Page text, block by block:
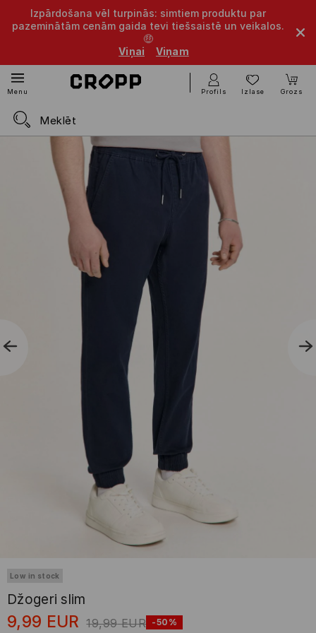
Izpārdošana vēl turpinās: simtiem produktu par
pazeminātām cenām gaida tevi tiešsaistē un veikalos.
🤑
Viņai
Viņam
Menu Profils Izlase Grozs
Low in stock
Džogeri slim
9,99 EUR 19,99 EUR -50%